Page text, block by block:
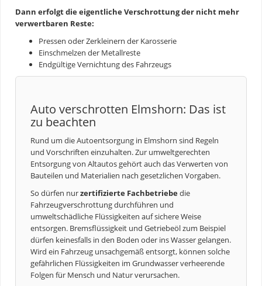
Dann erfolgt die eigentliche Verschrottung der nicht mehr
verwertbaren Reste:
Pressen oder Zerkleinern der Karosserie
Einschmelzen der Metallreste
Endgültige Vernichtung des Fahrzeugs
Auto verschrotten Elmshorn: Das ist
zu beachten
Rund um dieAutoentsorgung in Elmshorn sind Regeln
und Vorschriften einzuhalten. Zur umweltgerechten
Entsorgung von Altautos gehört auch das Verwerten von
Bauteilen und Materialien nach gesetzlichen Vorgaben.
So dürfen nurzertifizierte Fachbetriebedie
Fahrzeugverschrottung durchführen und
umweltschädliche Flüssigkeiten auf sichere Weise
entsorgen. Bremsflüssigkeit und Getriebeöl zum Beispiel
dürfen keinesfalls in den Boden oder ins Wasser gelangen.
Wird ein Fahrzeug unsachgemäß entsorgt, können solche
gefährlichen Flüssigkeiten im Grundwasser verheerende
Folgen für Mensch und Natur verursachen.